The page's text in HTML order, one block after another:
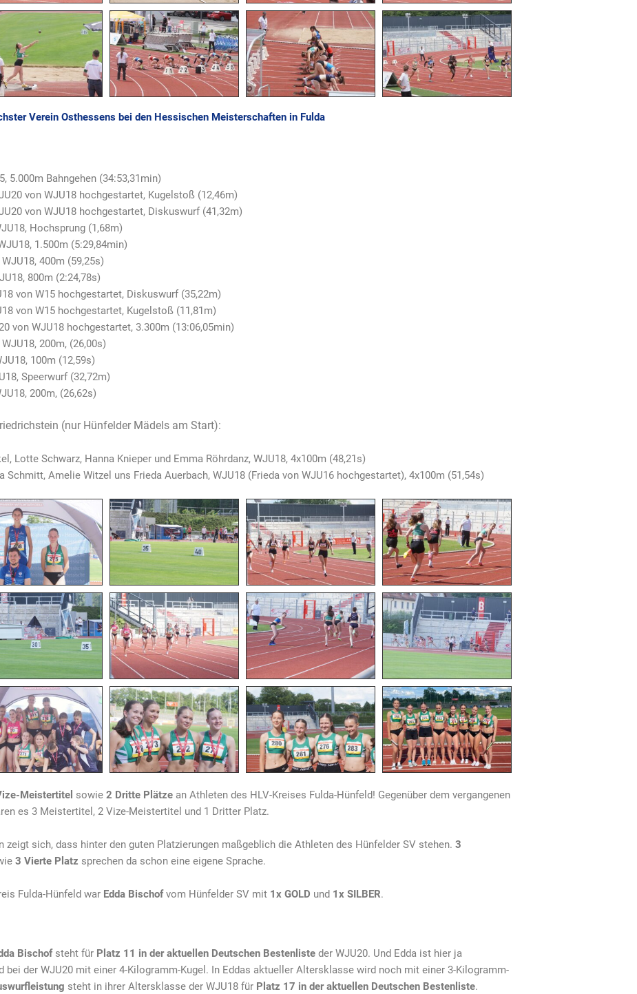
Verein Osthessens bei den Hessischen Meisterschaften in Fulda
5.000m Bahngehen (34:53,31min)
von WJU18 hochgestartet, Kugelstoß (12,46m)
von WJU18 hochgestartet, Diskuswurf (41,32m)
Hochsprung (1,68m)
1.500m (5:29,84min)
400m (59,25s)
800m (2:24,78s)
von W15 hochgestartet, Diskuswurf (35,22m)
von W15 hochgestartet, Kugelstoß (11,81m)
von WJU18 hochgestartet, 3.300m (13:06,05min)
200m, (26,00s)
100m (12,59s)
Speerwurf (32,72m)
200m, (26,62s)
(nur Hünfelder Mädels am Start):
Lotte Schwarz, Hanna Knieper und Emma Röhrdanz, WJU18, 4x100m (48,21s)
Schmitt, Amelie Witzel uns Frieda Auerbach, WJU18 (Frieda von WJU16 hochgestartet), 4x100m (51,54s)
Meistertitel sowie2 Dritte Plätze an Athleten des HLV-Kreises Fulda-Hünfeld! Gegenüber dem vergangenen
es 3 Meistertitel, 2 Vize-Meistertitel und 1 Dritter Platz.
zeigt sich, dass hinter den guten Platzierungen maßgeblich die Athleten des Hünfelder SV stehen.3
3 Vierte Platz sprechen da schon eine eigene Sprache.
Fulda-Hünfeld war Edda Bischofvom Hünfelder SV mit 1x GOLD und 1x SILBER.
Bischofsteht für Platz 11 in der aktuellen Deutschen Bestenliste der WJU20. Und Edda ist hier ja
bei der WJU20 mit einer 4-Kilogramm-Kugel. In Eddas aktueller Altersklasse wird noch mit einer 3-Kilogramm-
steht in ihrer Altersklasse der WJU18 für Platz 17 in der aktuellen Deutschen Bestenliste.